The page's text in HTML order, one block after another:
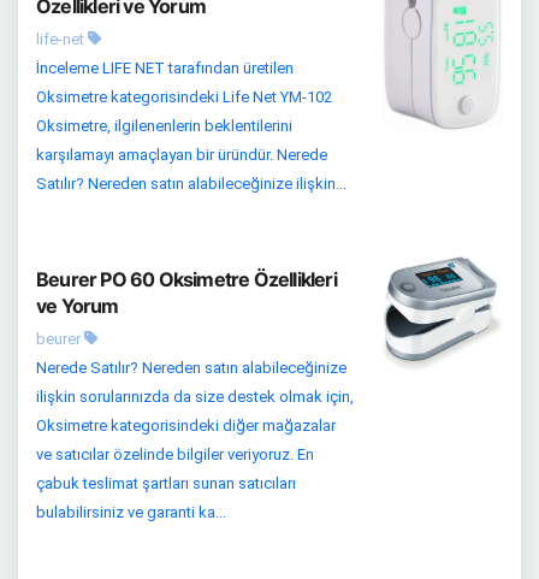
Özellikleri ve Yorum
life-net
İnceleme LIFE NET tarafından üretilen
Oksimetre kategorisindeki Life Net YM-102
Oksimetre, ilgilenenlerin beklentilerini
karşılamayı amaçlayan bir üründür. Nerede
Satılır? Nereden satın alabileceğinize ilişkin...
Beurer PO 60 Oksimetre Özellikleri
ve Yorum
beurer
Nerede Satılır? Nereden satın alabileceğinize
ilişkin sorularınızda da size destek olmak için,
Oksimetre kategorisindeki diğer mağazalar
ve satıcılar özelinde bilgiler veriyoruz. En
çabuk teslimat şartları sunan satıcıları
bulabilirsiniz ve garanti ka...